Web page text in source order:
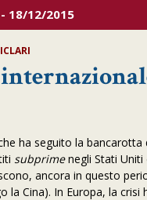
18/12/2015
ha seguito la
subprimenegli Stati
ancora in questo
la Cina). In Europa, la